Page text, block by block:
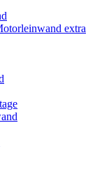
extra